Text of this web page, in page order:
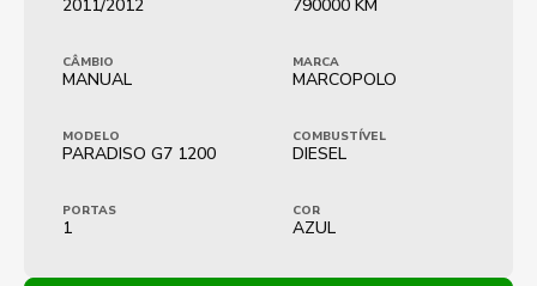
2011/2012 790000 KM
CÂMBIO
MANUAL
MARCA
MARCOPOLO
MODELO
PARADISO G7 1200
COMBUSTÍVEL
DIESEL
PORTAS
1
COR
AZUL